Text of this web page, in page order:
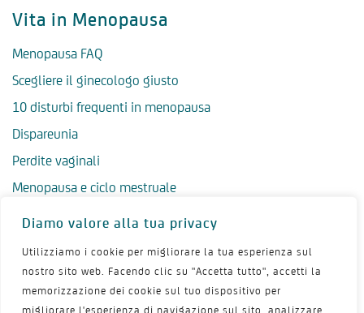
Diamo valore alla tua privacy
Utilizziamo i cookie per migliorare la tua esperienza sul
nostro sito web. Facendo clic su "Accetta tutto", accetti la
memorizzazione dei cookie sul tuo dispositivo per
migliorare l'esperienza di navigazione sul sito, analizzare
Vita in Menopausa
Menopausa FAQ
Scegliere il ginecologo giusto
10 disturbi frequenti in menopausa
Dispareunia
Perdite vaginali
Menopausa e ciclo mestruale
Menopausa precoce
Salute psicologica in menopausa
Igiene intima in menopausa